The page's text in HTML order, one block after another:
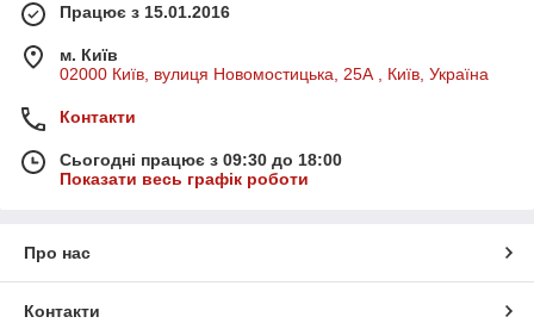
Працює з 15.01.2016
м. Київ
02000 Київ, вулиця Новомостицька, 25А , Київ, Україна
Контакти
Сьогодні працює з 09:30 до 18:00
Показати весь графік роботи
Про нас
Контакти